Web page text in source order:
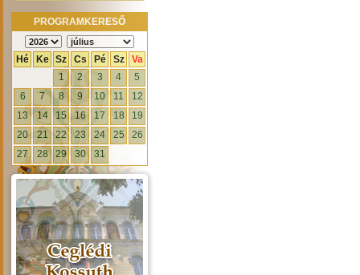
PROGRAMKERESŐ
Hé Ke Sz Cs Pé Sz
Va
1
2 3 4
5
6
7 8 9 10 11
12
13
14 15 16 17 18
19
20
21 22 23 24 25
26
27
28 29 30 31